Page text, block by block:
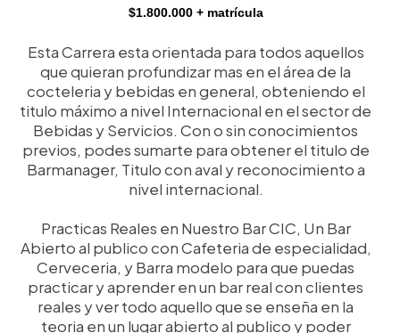
$1.800.000 + matrícula
Esta Carrera esta orientada para todos aquellos
que quieran profundizar mas en el área de la
cocteleria y bebidas en general, obteniendo el
titulo máximo a nivel Internacional en el sector de
Bebidas y Servicios. Con o sin conocimientos
previos, podes sumarte para obtener el titulo de
Barmanager, Titulo con aval y reconocimiento a
nivel internacional.
Practicas Reales en Nuestro Bar CIC, Un Bar
Abierto al publico con Cafeteria de especialidad,
Cerveceria, y Barra modelo para que puedas
practicar y aprender en un bar real con clientes
reales y ver todo aquello que se enseña en la
teoria en un lugar abierto al publico y poder